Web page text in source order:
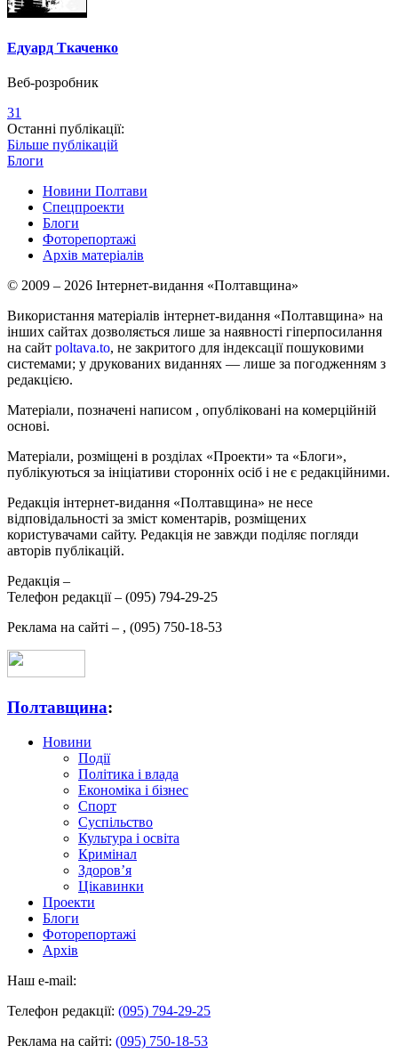
Едуард Ткаченко
Веб-розробник
31
Останні публікації:
Більше публікацій
Блоги
Новини Полтави
Спецпроекти
Блоги
Фоторепортажі
Архів матеріалів
© 2009 – 2026 Інтернет-видання «Полтавщина»
Використання матеріалів інтернет-видання «Полтавщина» на
інших сайтах дозволяється лише за наявності гіперпосилання
на сайт poltava.to, не закритого для індексації пошуковими
системами; у друкованих виданнях — лише за погодженням з
редакцією.
Матеріали, позначені написом , опубліковані на комерційній
основі.
Матеріали, розміщені в розділах «Проекти» та «Блоги»,
публікуються за ініціативи сторонніх осіб і не є редакційними.
Редакція інтернет-видання «Полтавщина» не несе
відповідальності за зміст коментарів, розміщених
користувачами сайту. Редакція не завжди поділяє погляди
авторів публікацій.
Редакція –
Телефон редакції – (095) 794-29-25
Реклама на сайті – , (095) 750-18-53
Полтавщина:
Новини
Події
Політика і влада
Економіка і бізнес
Спорт
Суспільство
Культура і освіта
Кримінал
Здоров’я
Цікавинки
Проекти
Блоги
Фоторепортажі
Архів
Наш e-mail:
Телефон редакції: (095) 794-29-25
Реклама на сайті: (095) 750-18-53